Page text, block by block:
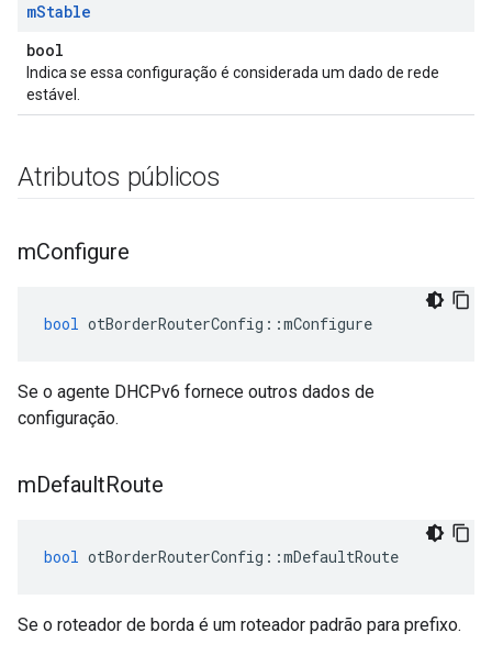
mStable
bool
Indica se essa configuração é considerada um dado de rede
estável.
Atributos públicos
mConfigure
bool otBorderRouterConfig ::mConfigure
Se o agente DHCPv6 fornece outros dados de
configuração.
mDefaultRoute
bool otBorderRouterConfig ::mDefaultRoute
Se o roteador de borda é um roteador padrão para prefixo.